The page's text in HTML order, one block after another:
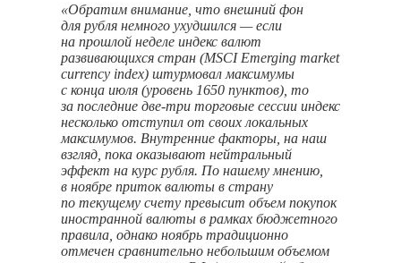
«Обратим внимание, что внешний фон
для рубля немного ухудшился — если
на прошлой неделе индекс валют
развивающихся стран (MSCI Emerging market
currency index) штурмовал максимумы
с конца июля (уровень 1650 пунктов), то
за последние две-три торговые сессии индекс
несколько отступил от своих локальных
максимумов. Внутренние факторы, на наш
взгляд, пока оказывают нейтральный
эффект на курс рубля. По нашему мнению,
в ноябре приток валюты в страну
по текущему счету превысит объем покупок
иностранной валюты в рамках бюджетного
правила, однако ноябрь традиционно
отмечен сравнительно небольшим объемом